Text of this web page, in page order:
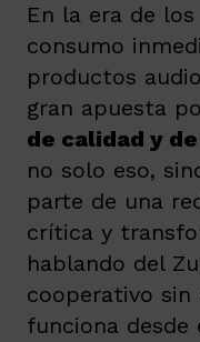
En la era de
consumo
productos
gran apuesta
de calidad y
no solo eso,
parte de una
crítica y
hablando del
cooperativo sin
funciona desde